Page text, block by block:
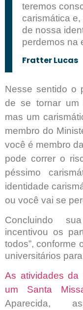
teremos
carismática
de nossa
perdemos na
Fratter Lucas
Nesse sentido o
de se tornar um
mas um
membro do
você é membro
pode correr o
péssimo
identidade
ou você vai se
Concluindo
incentivou os
todos”, conforme
universitários
As atividades da
um Santa
Aparecida,